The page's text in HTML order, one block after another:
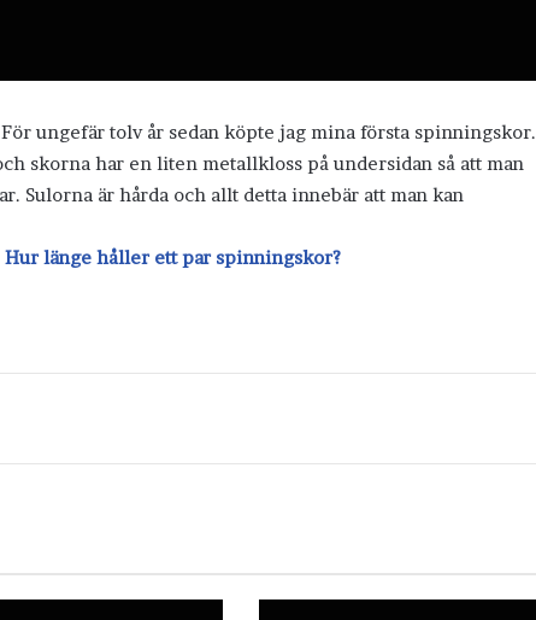
ungefär tolv år sedan köpte jag mina första spinningskor.
skorna har en liten metallkloss på undersidan så att man
Sulorna är hårda och allt detta innebär att man kan
Hur länge håller ett par spinningskor?